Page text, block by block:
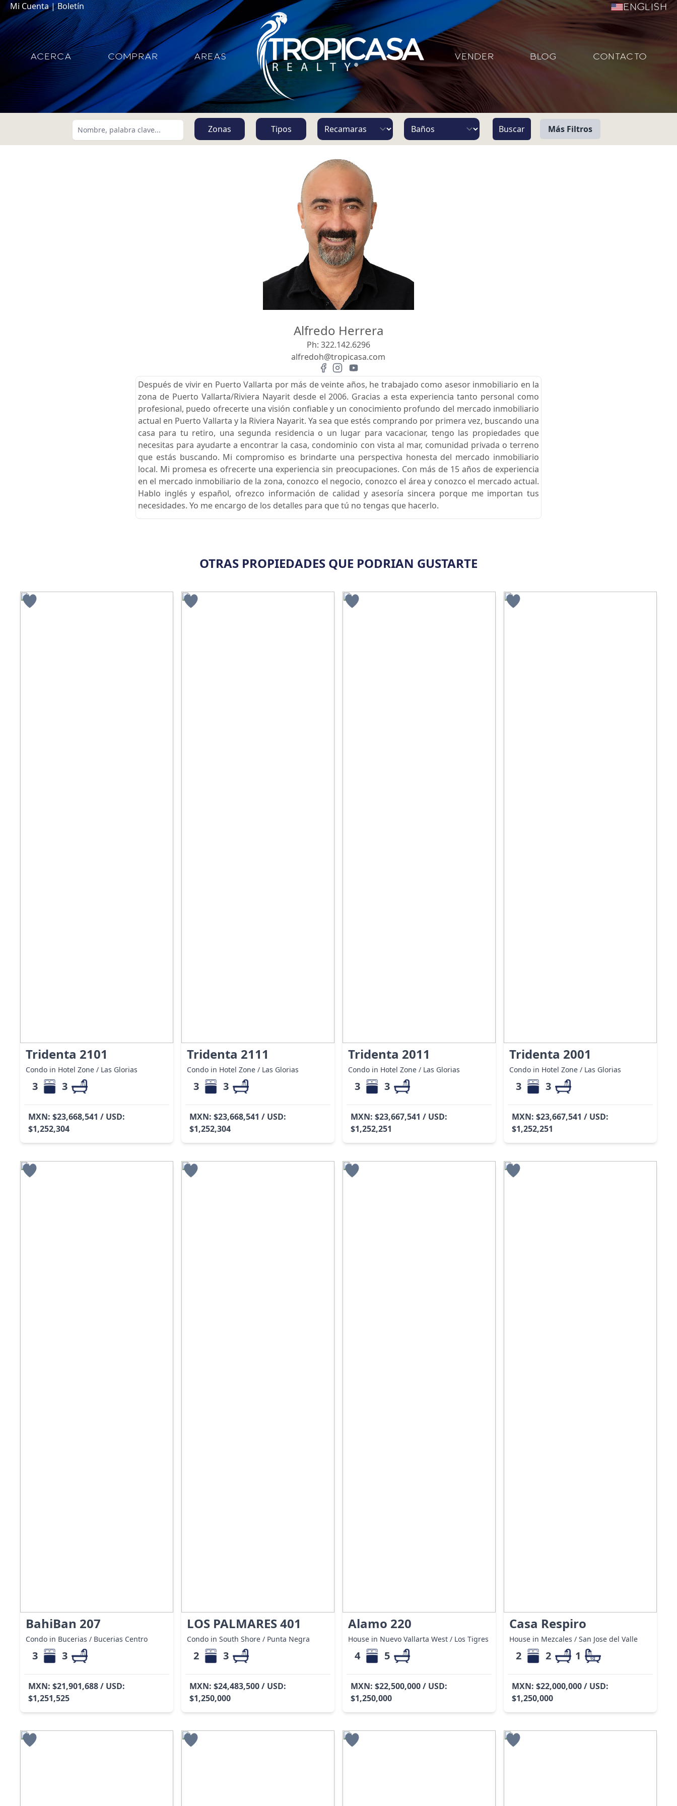
Mi Cuenta|Boletín English
ACERCA COMPRAR AREAS VENDER BLOG CONTACTO
Zonas Tipos Más Filtros
Alfredo Herrera
Ph: 322.142.6296
alfredoh@tropicasa.com
Después de vivir en Puerto Vallarta por más de veinte años, he trabajado como asesor inmobiliario en la
zona de Puerto Vallarta/Riviera Nayarit desde el 2006. Gracias a esta experiencia tanto personal como
profesional, puedo ofrecerte una visión confiable y un conocimiento profundo del mercado inmobiliario
actual en Puerto Vallarta y la Riviera Nayarit. Ya sea que estés comprando por primera vez, buscando una
casa para tu retiro, una segunda residencia o un lugar para vacacionar, tengo las propiedades que
necesitas para ayudarte a encontrar la casa, condominio con vista al mar, comunidad privada o terreno
que estás buscando. Mi compromiso es brindarte una perspectiva honesta del mercado inmobiliario
local. Mi promesa es ofrecerte una experiencia sin preocupaciones. Con más de 15 años de experiencia
en el mercado inmobiliario de la zona, conozco el negocio, conozco el área y conozco el mercado actual.
Hablo inglés y español, ofrezco información de calidad y asesoría sincera porque me importan tus
necesidades. Yo me encargo de los detalles para que tú no tengas que hacerlo.
OTRAS PROPIEDADES QUE PODRIAN GUSTARTE
Tridenta 2101
Condo in Hotel Zone / Las Glorias
3 3
MXN: $23,668,541 / USD:
$1,252,304
Tridenta 2111
Condo in Hotel Zone / Las Glorias
3 3
MXN: $23,668,541 / USD:
$1,252,304
Tridenta 2011
Condo in Hotel Zone / Las Glorias
3 3
MXN: $23,667,541 / USD:
$1,252,251
Tridenta 2001
Condo in Hotel Zone / Las Glorias
3 3
MXN: $23,667,541 / USD:
$1,252,251
BahiBan 207
Condo in Bucerias / Bucerias Centro
3 3
MXN: $21,901,688 / USD:
$1,251,525
LOS PALMARES 401
Condo in South Shore / Punta Negra
2 3
MXN: $24,483,500 / USD:
$1,250,000
Alamo 220
House in Nuevo Vallarta West / Los Tigres
4 5
MXN: $22,500,000 / USD:
$1,250,000
Casa Respiro
House in Mezcales / San Jose del Valle
2 2 1
MXN: $22,000,000 / USD:
$1,250,000